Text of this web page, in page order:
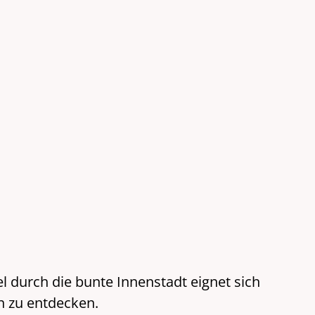
durch die bunte Innenstadt eignet sich
zu entdecken.